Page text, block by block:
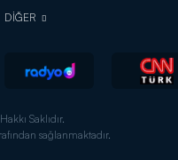
DİĞER
Saklıdır.
sağlanmaktadır.